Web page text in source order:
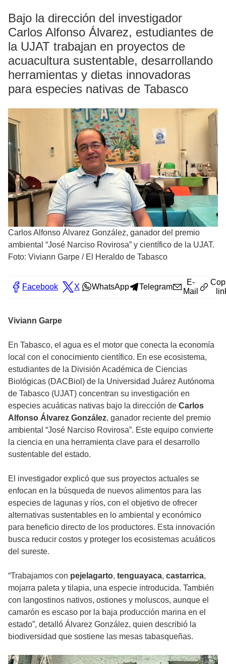
Bajo la dirección del investigador
Carlos Alfonso Álvarez, estudiantes de
la UJAT trabajan en proyectos de
acuacultura sustentable, desarrollando
herramientas y dietas innovadoras
para especies nativas de Tabasco
Carlos Alfonso Álvarez González, ganador del premio
ambiental “José Narciso Rovirosa” y científico de la UJAT.
Foto: Viviann Garpe / El Heraldo de Tabasco
Facebook X WhatsApp Telegram
E-
Mail
Viviann Garpe
En Tabasco, el agua es el motor que conecta la economía
local con el conocimiento científico. En ese ecosistema,
estudiantes de la División Académica de Ciencias
Biológicas (DACBiol) de la Universidad Juárez Autónoma
de Tabasco (UJAT) concentran su investigación en
especies acuáticas nativas bajo la dirección de Carlos
Alfonso Álvarez González, ganador reciente del premio
ambiental “José Narciso Rovirosa”. Este equipo convierte
la ciencia en una herramienta clave para el desarrollo
sustentable del estado.
El investigador explicó que sus proyectos actuales se
enfocan en la búsqueda de nuevos alimentos para las
especies de lagunas y ríos, con el objetivo de ofrecer
alternativas sustentables en lo ambiental y económico
para beneficio directo de los productores. Esta innovación
busca reducir costos y proteger los ecosistemas acuáticos
del sureste.
“Trabajamos con pejelagarto, tenguayaca, castarrica,
mojarra paleta y tilapia, una especie introducida. También
con langostinos nativos, ostiones y moluscos, aunque el
camarón es escaso por la baja producción marina en el
estado”, detalló Álvarez González, quien describió la
biodiversidad que sostiene las mesas tabasqueñas.